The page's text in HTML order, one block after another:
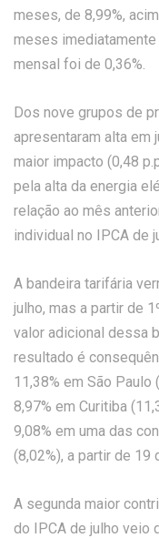
meses, de 8,99%,
meses
mensal foi de 0,36%.
Dos nove grupos de
apresentaram alta em
maior impacto (0,48
pela alta da energia
relação ao mês
individual no IPCA de
A bandeira tarifária
julho, mas a partir de
valor adicional dessa
resultado é
11,38% em São Paulo
8,97% em Curitiba
9,08% em uma das
(8,02%), a partir de 19
A segunda maior
do IPCA de julho veio